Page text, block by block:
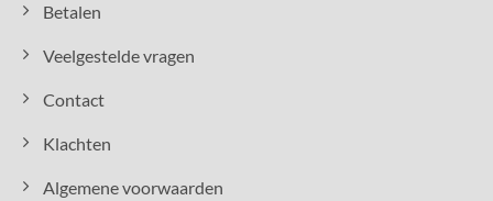
Betalen
Veelgestelde vragen
Contact
Klachten
Algemene voorwaarden